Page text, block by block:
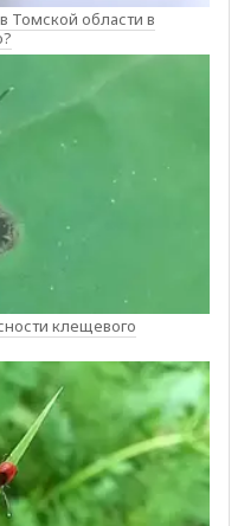
Томской области в
клещевого